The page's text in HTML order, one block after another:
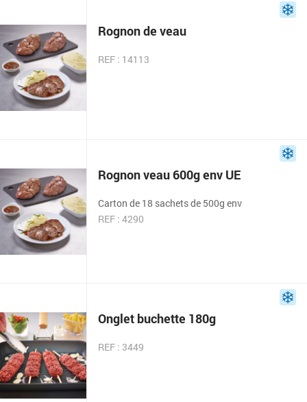
Rognon de veau
REF : 14113
Rognon veau 600g env UE
Carton de 18 sachets de 500g env
REF : 4290
Onglet buchette 180g
REF : 3449